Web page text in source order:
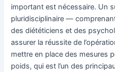
important est nécessaire. Un
pluridisciplinaire —
des diététiciens et des
assurer la réussite de
mettre en place des mesures
poids, qui est l’un des